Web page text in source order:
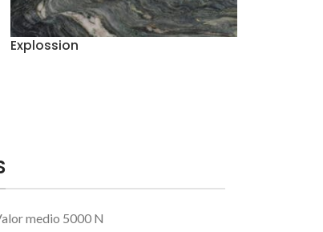
Explossion
medio 5000 N